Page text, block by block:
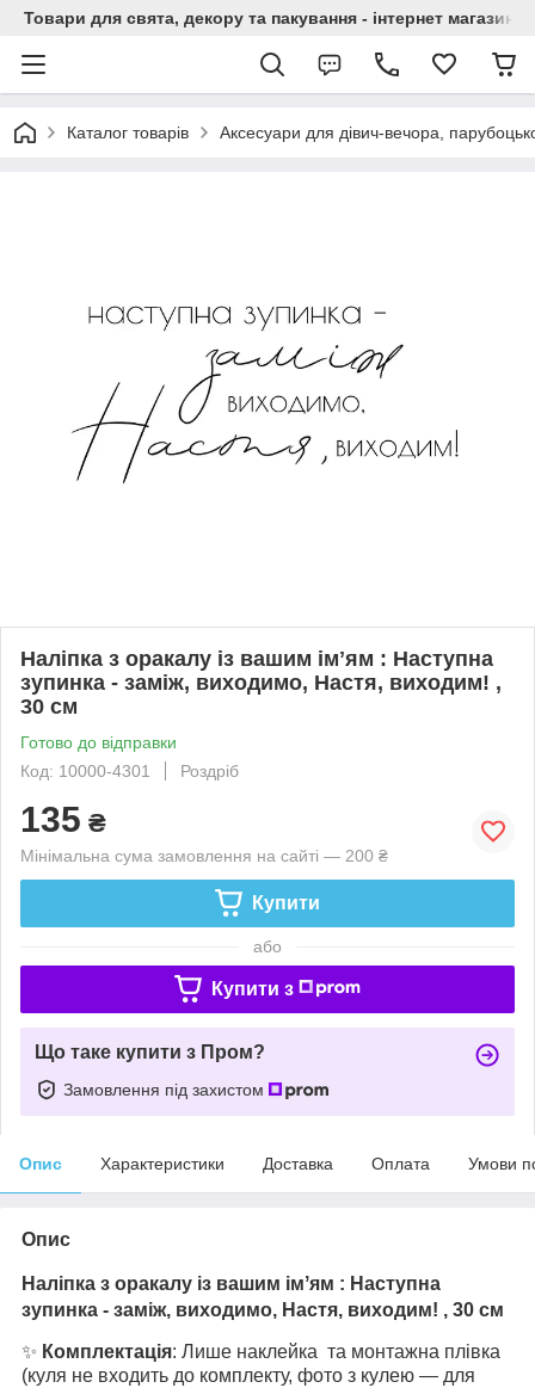
Товари для свята, декору та пакування - інтернет магазин
Каталог товарів Аксесуари для дівич-вечора,
Наліпка з оракалу із вашим імʼям : Наступна
зупинка - заміж, виходимо, Настя, виходим! ,
30 см
Готово до відправки
Код: 10000-4301
Роздріб
135 ₴
Мінімальна сума замовлення на сайті — 200 ₴
Купити
або
Купити з
Що таке купити з Пром?
Замовлення під захистом
Опис Характеристики Доставка Оплата Умови
Опис
Наліпка з оракалу із вашим імʼям : Наступна
зупинка - заміж, виходимо, Настя, виходим! , 30 см
✨ Комплектація: Лише наклейка та монтажна плівка
(куля не входить до комплекту, фото з кулею — для